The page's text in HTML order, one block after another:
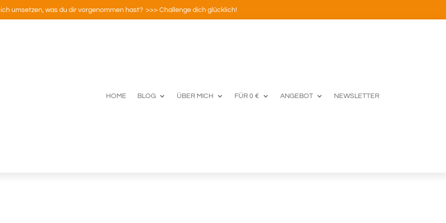
umsetzen, was du dir vorgenommen hast? >>> Challenge dich glücklich!
HOME BLOG ÜBER MICH FÜR 0 € ANGEBOT NEWSLETTER